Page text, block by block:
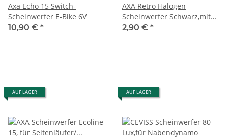
Axa Echo 15 Switch-
Scheinwerfer E-Bike 6V
10,90 € *
AXA Retro Halogen
Scheinwerfer Schwarz,mit
Halterung Kunstoff
2,90 € *
AUF LAGER AUF LAGER